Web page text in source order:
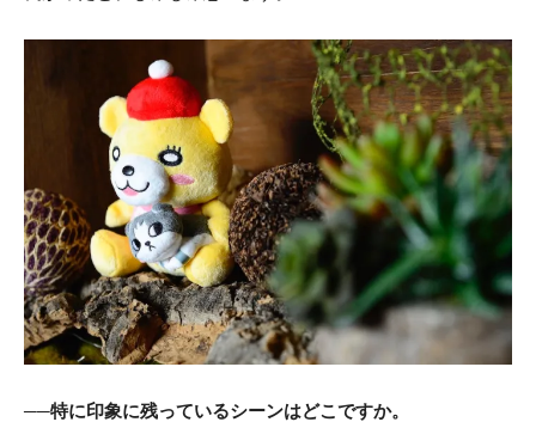
──特に印象に残っているシーンはどこですか。